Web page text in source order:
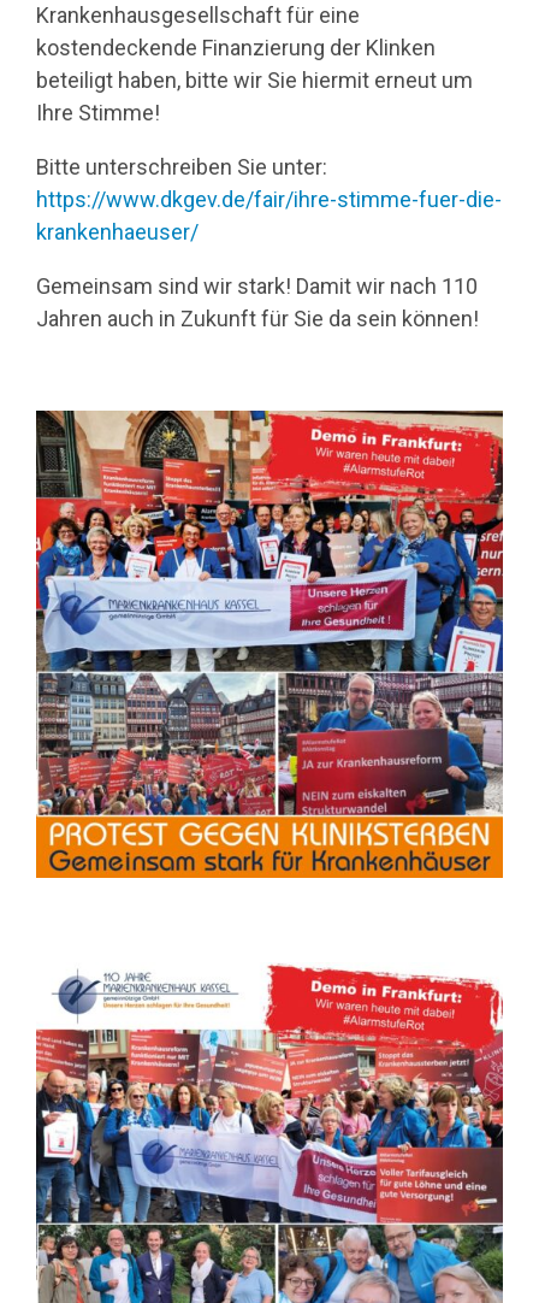
Krankenhausgesellschaft für eine
kostendeckende Finanzierung der Klinken
beteiligt haben, bitte wir Sie hiermit erneut um
Ihre Stimme!
Bitte unterschreiben Sie unter:
https://www.dkgev.de/fair/ihre-stimme-fuer-die-
krankenhaeuser/
Gemeinsam sind wir stark! Damit wir nach 110
Jahren auch in Zukunft für Sie da sein können!